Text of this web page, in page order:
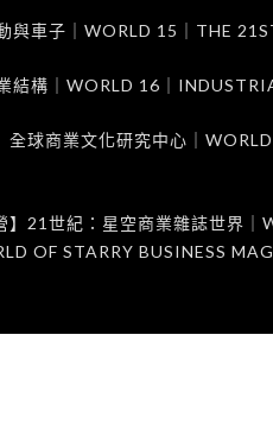
與車子｜WORLD 15｜THE
結構｜WORLD 16｜
全球商業文化研究中心｜
】21世紀：星空商業雜誌世界
OF STARRY BUSINESS